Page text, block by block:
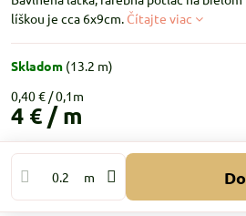
líškou je cca 6x9cm. Čítajte viac
Skladom (13.2 m)
0,40 €
4 € / m
m